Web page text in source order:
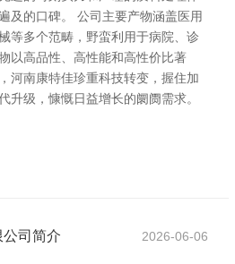
及的口碑。 公司主要产物涵盖医用
等多个范畴，野蛮利用于病院、诊
以高品性、高性能和高性价比著
河南康特佳珍重科技转变，握住加
升级，慷慨日益增长的阛阓需求。
司简介 2026-06-06